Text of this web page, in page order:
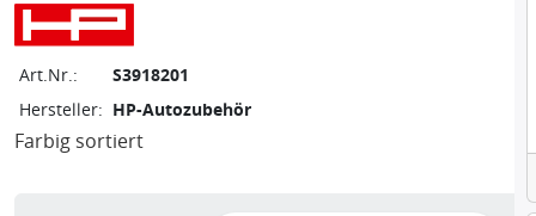
Art.Nr.:
S3918201
Hersteller: HP-Autozubehör
Farbig sortiert